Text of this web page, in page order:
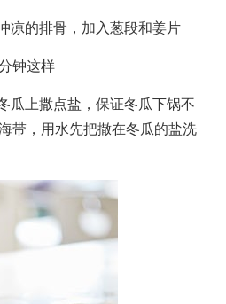
的排骨，加入葱段和姜片
钟这样
上撒点盐，保证冬瓜下锅不
带，用水先把撒在冬瓜的盐洗